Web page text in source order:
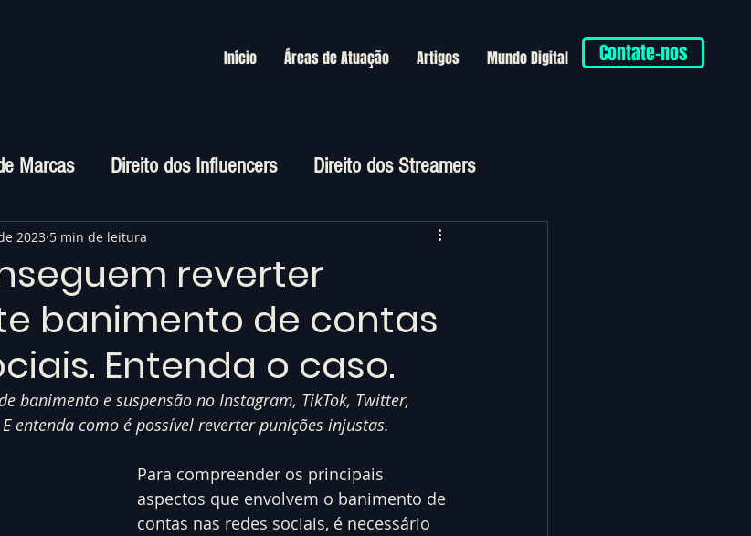
Início Áreas de Atuação Artigos Mundo Digital Contate-nos
Marcas Direito dos Influencers Direito dos Streamers
reverter
banimento de contas
Entenda o caso.
2023 5 min de leitura
banimento e suspensão no Instagram, TikTok, Twitter,
entenda como é possível reverter punições injustas.
Para compreender os principais
aspectos que envolvem o banimento de
contas nas redes sociais, é necessário